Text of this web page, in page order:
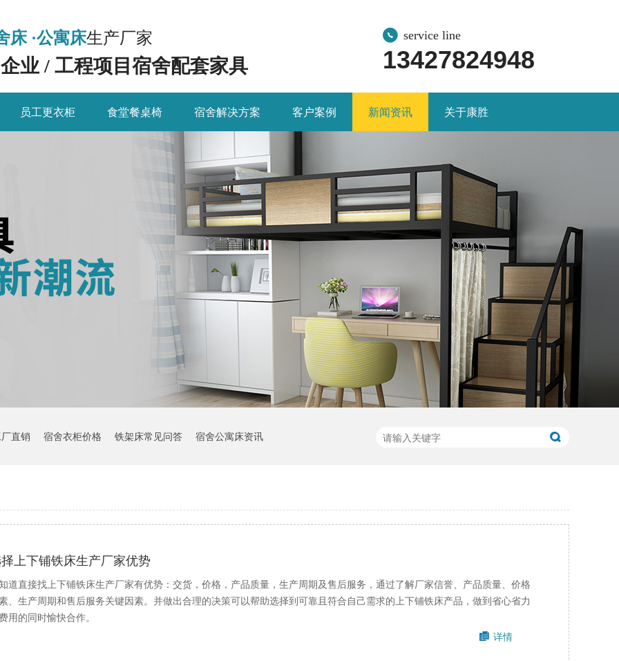
床 ·公寓床生产厂家
业 / 工程项目宿舍配套家具
service line
13427824948
员工更衣柜 食堂餐桌椅 宿舍解决方案 客户案例 新闻资讯 关于康胜
直销 宿舍衣柜价格 铁架床常见问答 宿舍公寓床资讯
上下铺铁床生产厂家优势
道直接找上下铺铁床生产厂家有优势：交货，价格，产品质量，生产周期及售后服务，通过了解厂家信誉、产品质量、价格
、生产周期和售后服务关键因素。并做出合理的决策可以帮助选择到可靠且符合自己需求的上下铺铁床产品，做到省心省力
用的同时愉快合作。
详情